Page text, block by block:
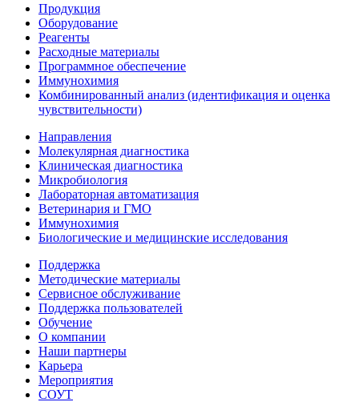
Продукция
Оборудование
Реагенты
Расходные материалы
Программное обеспечение
Иммунохимия
Комбинированный анализ (идентификация и оценка
чувствительности)
Направления
Молекулярная диагностика
Клиническая диагностика
Микробиология
Лабораторная автоматизация
Ветеринария и ГМО
Иммунохимия
Биологические и медицинские исследования
Поддержка
Методические материалы
Сервисное обслуживание
Поддержка пользователей
Обучение
О компании
Наши партнеры
Карьера
Мероприятия
СОУТ